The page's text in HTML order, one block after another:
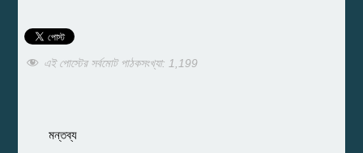
এই পোস্টের সর্বমোট পাঠকসংখ্যা: 1,199
মন্তব্য